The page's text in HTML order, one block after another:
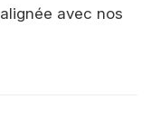
avec nos